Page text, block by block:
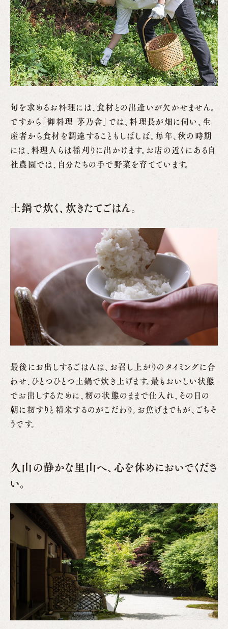
旬を求めるお料理には、食材との出逢いが欠かせません。
ですから「御料理 茅乃舎」では、料理長が畑に伺い、生
産者から食材を調達することもしばしば。毎年、秋の時期
には、料理人らは稲刈りに出かけます。お店の近くにある自
社農園では、自分たちの手で野菜を育てています。
土鍋で炊く、炊きたてごはん。
最後にお出しするごはんは、お召し上がりのタイミングに合
わせ、ひとつひとつ土鍋で炊き上げます。最もおいしい状態
でお出しするために、籾の状態のままで仕入れ、その日の
朝に籾すりと精米するのがこだわり。お焦げまでもが、ごちそ
うです。
久山の静かな里山へ、心を休めにおいでくださ
い。